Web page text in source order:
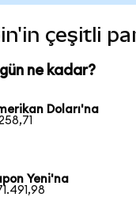
çeşitli
ne kadar?
Doları'na
Yeni'na